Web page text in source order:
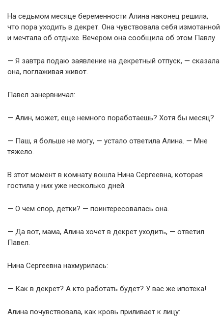
На седьмом месяце беременности Алина наконец решила,
что пора уходить в декрет. Она чувствовала себя измотанной
и мечтала об отдыхе. Вечером она сообщила об этом Павлу.
— Я завтра подаю заявление на декретный отпуск, — сказала
она, поглаживая живот.
Павел занервничал:
— Алин, может, еще немного поработаешь? Хотя бы месяц?
— Паш, я больше не могу, — устало ответила Алина. — Мне
тяжело.
В этот момент в комнату вошла Нина Сергеевна, которая
гостила у них уже несколько дней.
— О чем спор, детки? — поинтересовалась она.
— Да вот, мама, Алина хочет в декрет уходить, — ответил
Павел.
Нина Сергеевна нахмурилась:
— Как в декрет? А кто работать будет? У вас же ипотека!
Алина почувствовала, как кровь приливает к лицу: